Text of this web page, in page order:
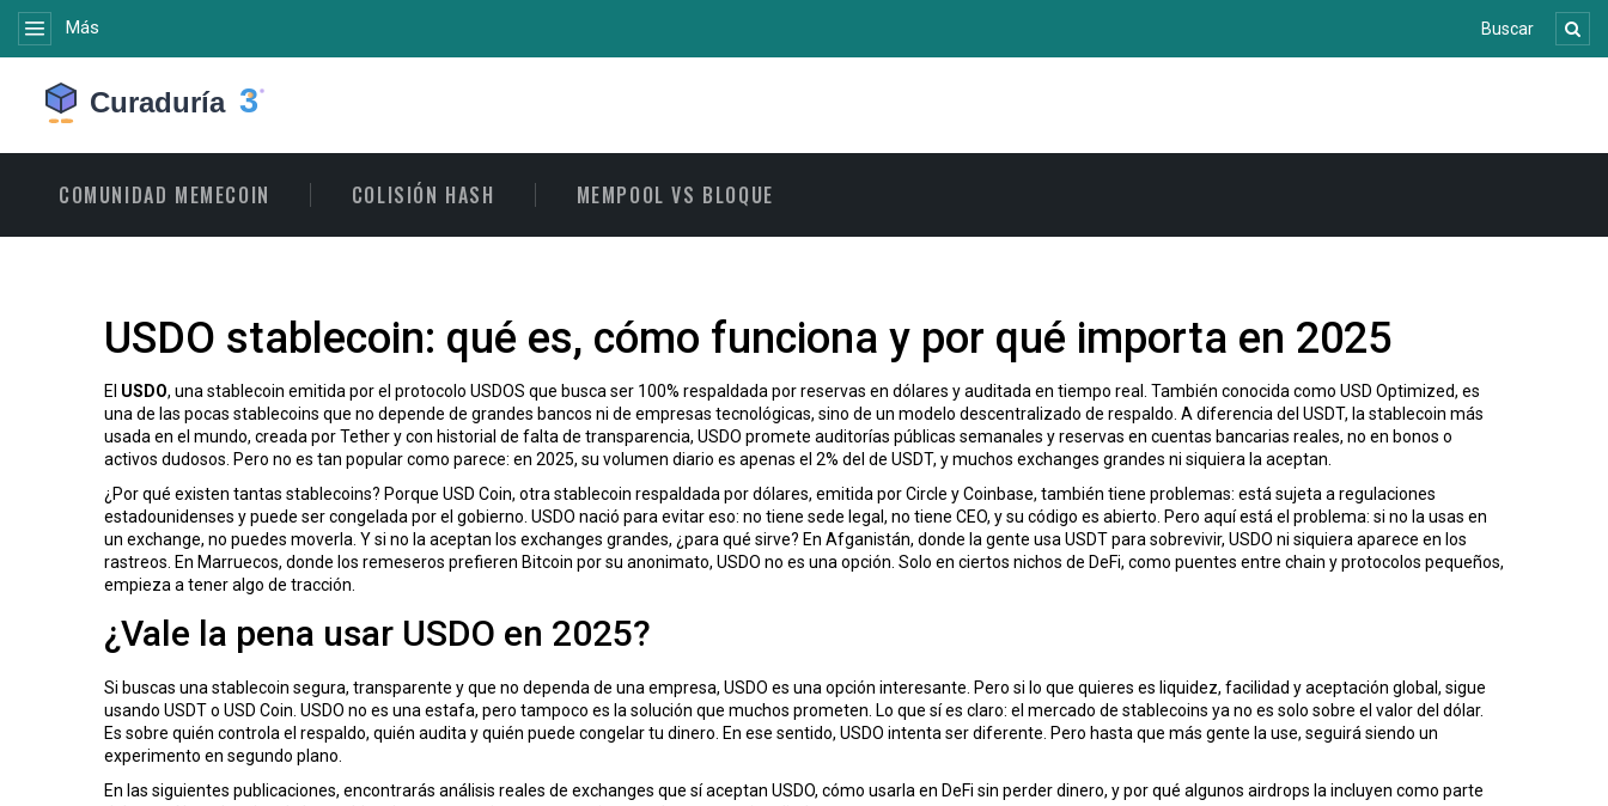
Más
COMUNIDAD MEMECOIN COLISIÓN HASH MEMPOOL VS BLOQUE
USDO stablecoin: qué es, cómo funciona y por qué importa en 2025
El USDO, una stablecoin emitida por el protocolo USDOS que busca ser 100% respaldada por reservas en dólares y auditada en tiempo real . También conocida como USD Optimized, es
una de las pocas stablecoins que no depende de grandes bancos ni de empresas tecnológicas, sino de un modelo descentralizado de respaldo. A diferencia del USDT, la stablecoin más
usada en el mundo, creada por Tether y con historial de falta de transparencia, USDO promete auditorías públicas semanales y reservas en cuentas bancarias reales, no en bonos o
activos dudosos. Pero no es tan popular como parece: en 2025, su volumen diario es apenas el 2% del de USDT, y muchos exchanges grandes ni siquiera la aceptan.
¿Por qué existen tantas stablecoins? Porque USD Coin, otra stablecoin respaldada por dólares, emitida por Circle y Coinbase, también tiene problemas: está sujeta a regulaciones
estadounidenses y puede ser congelada por el gobierno. USDO nació para evitar eso: no tiene sede legal, no tiene CEO, y su código es abierto. Pero aquí está el problema: si no la usas en
un exchange, no puedes moverla. Y si no la aceptan los exchanges grandes, ¿para qué sirve? En Afganistán, donde la gente usa USDT para sobrevivir, USDO ni siquiera aparece en los
rastreos. En Marruecos, donde los remeseros prefieren Bitcoin por su anonimato, USDO no es una opción. Solo en ciertos nichos de DeFi, como puentes entre chain y protocolos pequeños,
empieza a tener algo de tracción.
¿Vale la pena usar USDO en 2025?
Si buscas una stablecoin segura, transparente y que no dependa de una empresa, USDO es una opción interesante. Pero si lo que quieres es liquidez, facilidad y aceptación global, sigue
usando USDT o USD Coin. USDO no es una estafa, pero tampoco es la solución que muchos prometen. Lo que sí es claro: el mercado de stablecoins ya no es solo sobre el valor del dólar.
Es sobre quién controla el respaldo, quién audita y quién puede congelar tu dinero. En ese sentido, USDO intenta ser diferente. Pero hasta que más gente la use, seguirá siendo un
experimento en segundo plano.
En las siguientes publicaciones, encontrarás análisis reales de exchanges que sí aceptan USDO, cómo usarla en DeFi sin perder dinero, y por qué algunos airdrops la incluyen como parte